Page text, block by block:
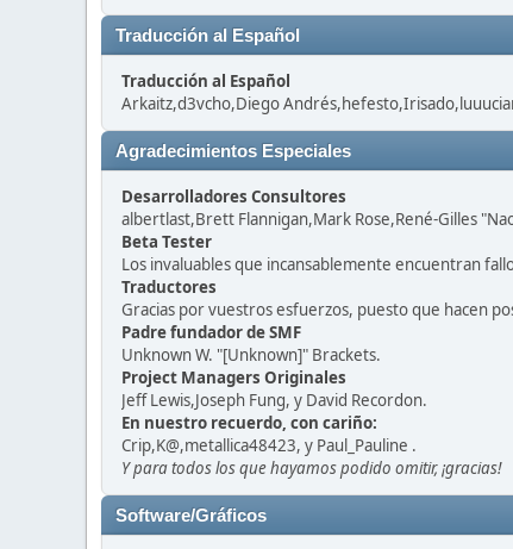
Traducción al Español
Traducción al Español
Arkaitz,d3vcho,Diego
Agradecimientos Especiales
Desarrolladores Consultores
albertlast,Brett Flannigan,Mark Rose,René-Gilles
Beta Tester
Los invaluables que incansablemente encuentran
Traductores
Gracias por vuestros esfuerzos, puesto que hacen
Padre fundador de SMF
Unknown W. "[Unknown]" Brackets.
Project Managers Originales
Jeff Lewis,Joseph Fung, y David Recordon.
En nuestro recuerdo, con cariño:
Crip,K@,metallica48423, y Paul_Pauline .
Y para todos los que hayamos podido omitir, ¡gracias!
Software/Gráficos